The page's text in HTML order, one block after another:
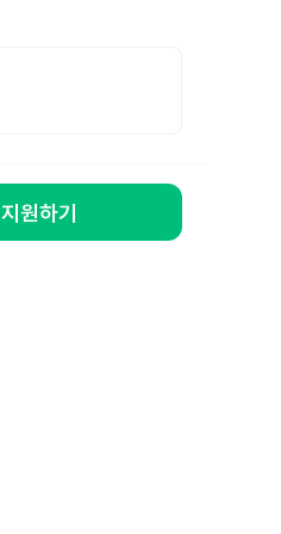
지원하기